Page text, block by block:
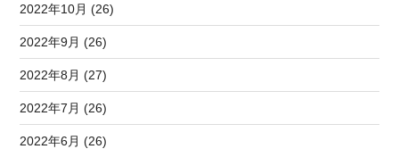
2022年10月 (26)
2022年9月 (26)
2022年8月 (27)
2022年7月 (26)
2022年6月 (26)